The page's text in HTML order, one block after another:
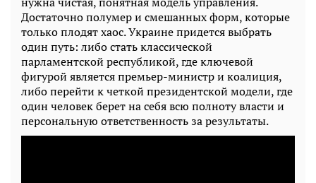
Достаточно полумер и смешанных форм, которые
только плодят хаос. Украине придется выбрать
один путь: либо стать классической
парламентской республикой, где ключевой
фигурой является премьер-министр и коалиция,
либо перейти к четкой президентской модели, где
один человек берет на себя всю полноту власти и
персональную ответственность за результаты.